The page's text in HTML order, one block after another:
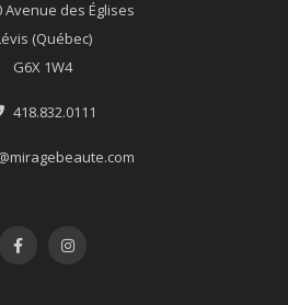
Avenue des Églises
(Québec)
G6X 1W4
418.832.0111